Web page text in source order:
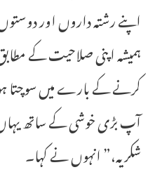
اپنے رشتہ داروں اور
ہمیشہ اپنی صلاحیت کے
کرنے کے بارے میں سوچتا
آپ بڑی خوشی کے ساتھ
شکریہ،” انہوں نے کہا۔